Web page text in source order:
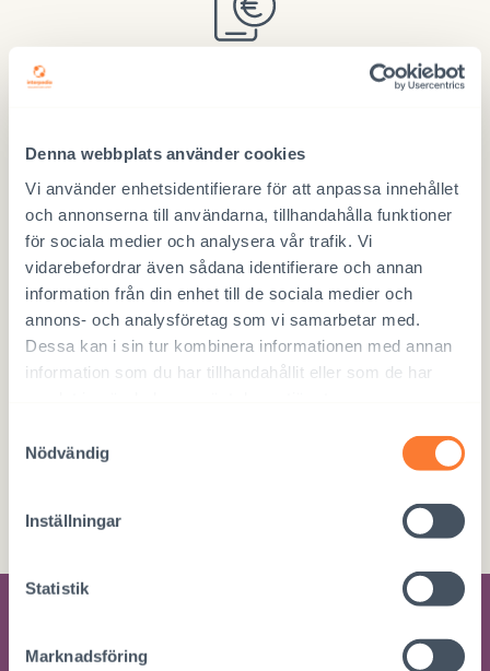
Denna webbplats använder cookies
Vi använder enhetsidentifierare för att anpassa innehållet
och annonserna till användarna, tillhandahålla funktioner
för sociala medier och analysera vår trafik. Vi
vidarebefordrar även sådana identifierare och annan
information från din enhet till de sociala medier och
annons- och analysföretag som vi samarbetar med.
Dessa kan i sin tur kombinera informationen med annan
information som du har tillhandahållit eller som de har
Nödvändig
Inställningar
Statistik
Marknadsföring
Donera på nätet
DONERA HÄR